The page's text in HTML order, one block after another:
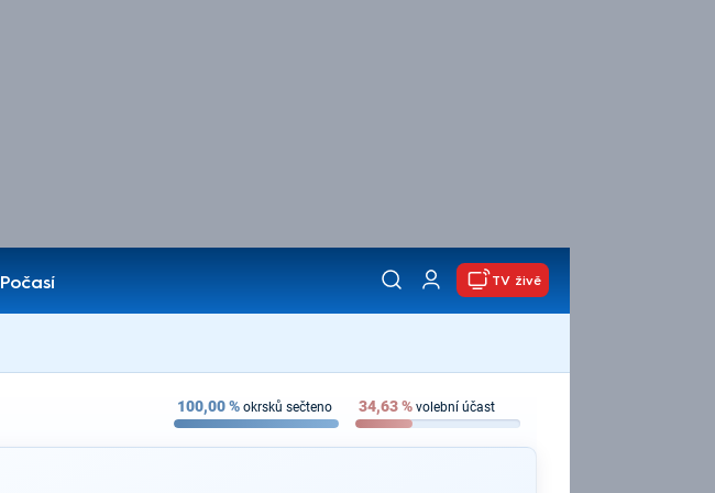
Počasí
TV živě
100,00% okrsků sečteno 34,63% volební účast